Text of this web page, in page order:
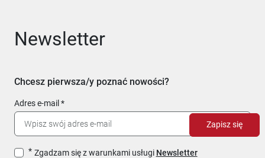
Newsletter
Chcesz pierwsza/y poznać nowości?
Adres e-mail
Zgadzam się z warunkami usługi Newsletter
Zapisz się